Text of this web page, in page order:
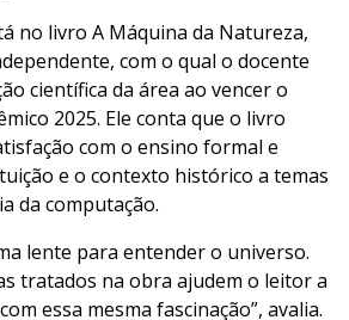
no livro A Máquina da Natureza,
com o qual o docente
científica da área ao vencer o
2025. Ele conta que o livro
com o ensino formal e
e o contexto histórico a temas
da computação.
lente para entender o universo.
tratados na obra ajudem o leitor a
essa mesma fascinação”, avalia.